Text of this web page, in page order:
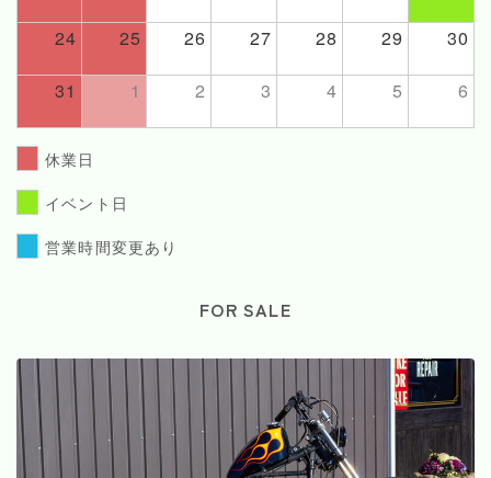
24 25 26 27 28 29 30
31 1 2 3 4 5 6
休業日
イベント日
営業時間変更あり
FOR SALE